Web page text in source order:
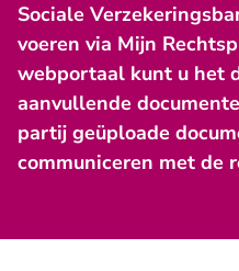
Sociale
voeren via Mijn
webportaal kunt u het
aanvullende
partij geüploade
communiceren met de